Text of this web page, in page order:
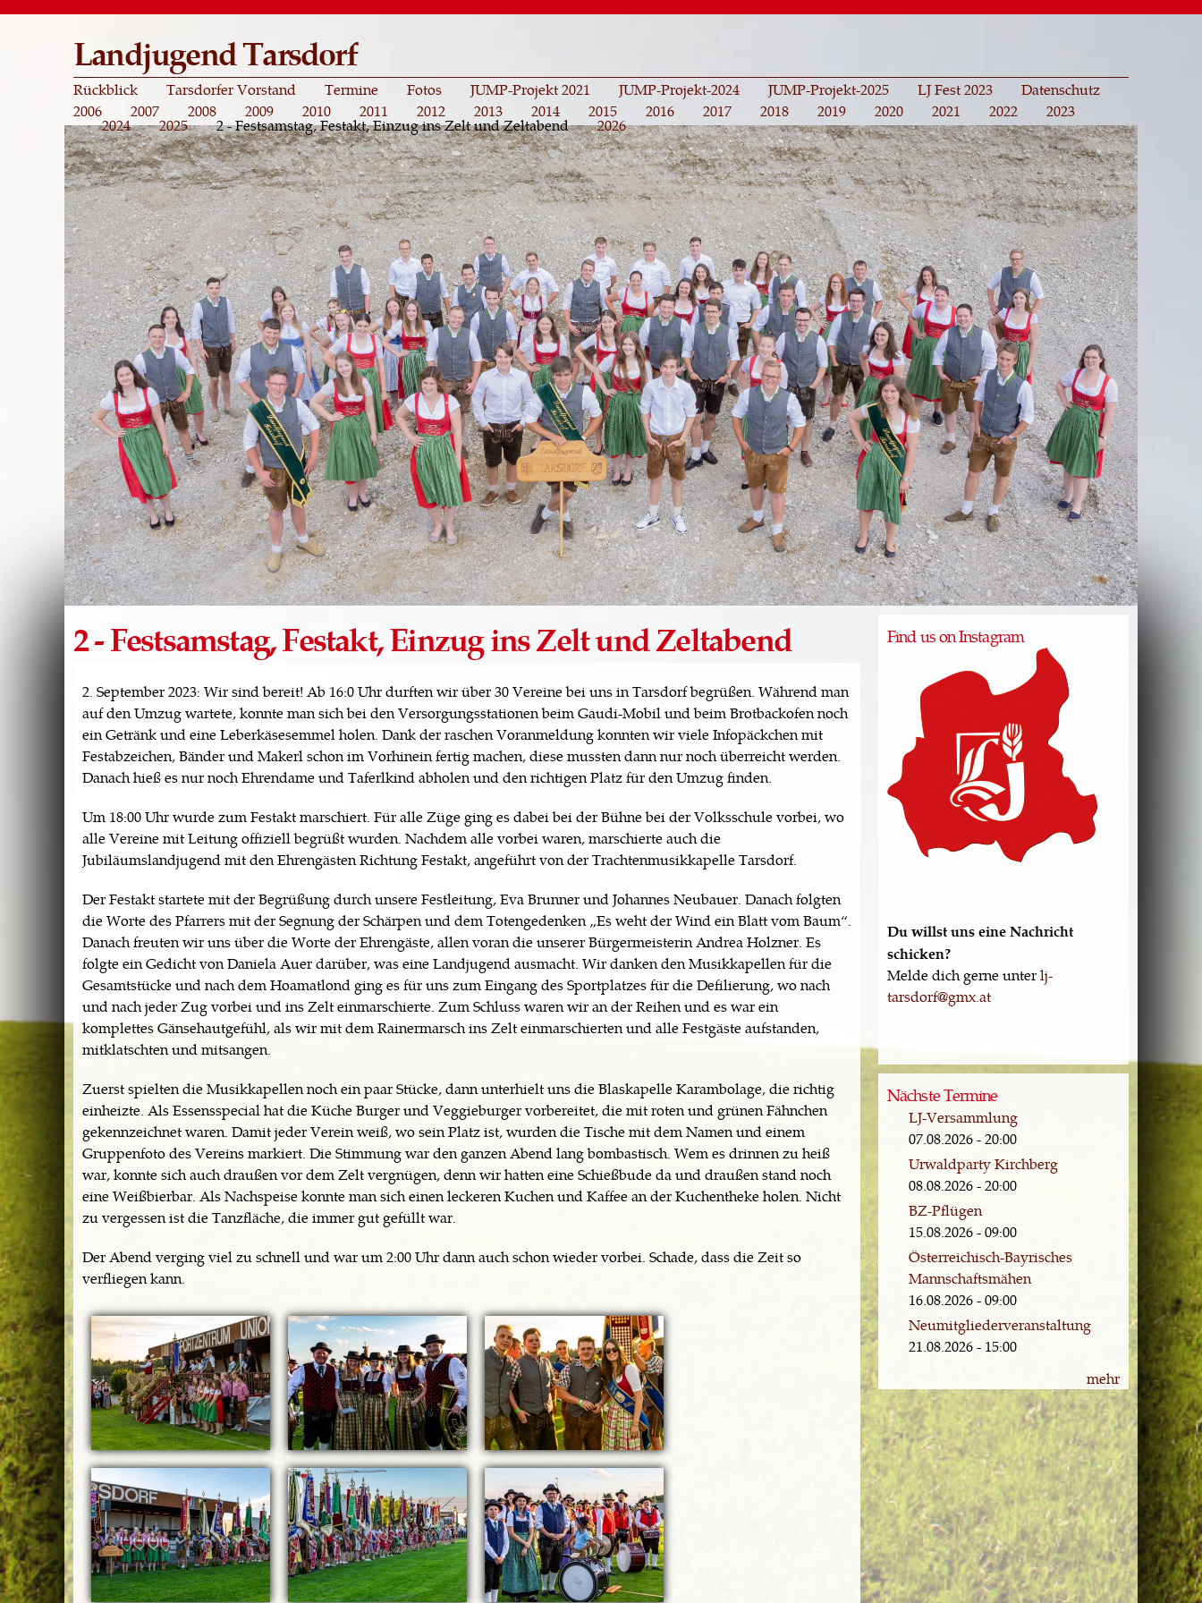
Direkt
Landjugend Tarsdorf
Rückblick Tarsdorfer Vorstand Termine
Fotos
2006
2007 2008 2009 2010 2011 2012 2013 2014 2015 2016 2017 2018 2019 2020 2021 2022 2023
2024 2025 2 - Festsamstag, Festakt, Einzug ins Zelt und Zeltabend 2026
JUMP-Projekt 2021 JUMP-Projekt-2024 JUMP-Projekt-2025 LJ Fest 2023 Datenschutz
2 - Festsamstag, Festakt, Einzug ins Zelt und Zeltabend
2. September 2023: Wir sind bereit! Ab 16:0 Uhr durften wir über 30 Vereine bei uns in Tarsdorf begrüßen. Während man
auf den Umzug wartete, konnte man sich bei den Versorgungsstationen beim Gaudi-Mobil und beim Brotbackofen noch
ein Getränk und eine Leberkäsesemmel holen. Dank der raschen Voranmeldung konnten wir viele Infopäckchen mit
Festabzeichen, Bänder und Makerl schon im Vorhinein fertig machen, diese mussten dann nur noch überreicht werden.
Danach hieß es nur noch Ehrendame und Taferlkind abholen und den richtigen Platz für den Umzug finden.
Um 18:00 Uhr wurde zum Festakt marschiert. Für alle Züge ging es dabei bei der Bühne bei der Volksschule vorbei, wo
alle Vereine mit Leitung offiziell begrüßt wurden. Nachdem alle vorbei waren, marschierte auch die
Jubiläumslandjugend mit den Ehrengästen Richtung Festakt, angeführt von der Trachtenmusikkapelle Tarsdorf.
Der Festakt startete mit der Begrüßung durch unsere Festleitung, Eva Brunner und Johannes Neubauer. Danach folgten
die Worte des Pfarrers mit der Segnung der Schärpen und dem Totengedenken „Es weht der Wind ein Blatt vom Baum“.
Danach freuten wir uns über die Worte der Ehrengäste, allen voran die unserer Bürgermeisterin Andrea Holzner. Es
folgte ein Gedicht von Daniela Auer darüber, was eine Landjugend ausmacht. Wir danken den Musikkapellen für die
Gesamtstücke und nach dem Hoamatlond ging es für uns zum Eingang des Sportplatzes für die Defilierung, wo nach
und nach jeder Zug vorbei und ins Zelt einmarschierte. Zum Schluss waren wir an der Reihen und es war ein
komplettes Gänsehautgefühl, als wir mit dem Rainermarsch ins Zelt einmarschierten und alle Festgäste aufstanden,
mitklatschten und mitsangen.
Zuerst spielten die Musikkapellen noch ein paar Stücke, dann unterhielt uns die Blaskapelle Karambolage, die richtig
einheizte. Als Essensspecial hat die Küche Burger und Veggieburger vorbereitet, die mit roten und grünen Fähnchen
gekennzeichnet waren. Damit jeder Verein weiß, wo sein Platz ist, wurden die Tische mit dem Namen und einem
Gruppenfoto des Vereins markiert. Die Stimmung war den ganzen Abend lang bombastisch. Wem es drinnen zu heiß
war, konnte sich auch draußen vor dem Zelt vergnügen, denn wir hatten eine Schießbude da und draußen stand noch
eine Weißbierbar. Als Nachspeise konnte man sich einen leckeren Kuchen und Kaffee an der Kuchentheke holen. Nicht
zu vergessen ist die Tanzfläche, die immer gut gefüllt war.
Der Abend verging viel zu schnell und war um 2:00 Uhr dann auch schon wieder vorbei. Schade, dass die Zeit so
verfliegen kann.
Seiten
Find us on Instagram
Du willst uns eine Nachricht
schicken?
Melde dich gerne unterlj-
tarsdorf@gmx.at
Nächste Termine
LJ-Versammlung
07.08.2026 - 20:00
Urwaldparty Kirchberg
08.08.2026 - 20:00
BZ-Pflügen
15.08.2026 - 09:00
Österreichisch-Bayrisches
Mannschaftsmähen
16.08.2026 - 09:00
Neumitgliederveranstaltung
21.08.2026 - 15:00
mehr